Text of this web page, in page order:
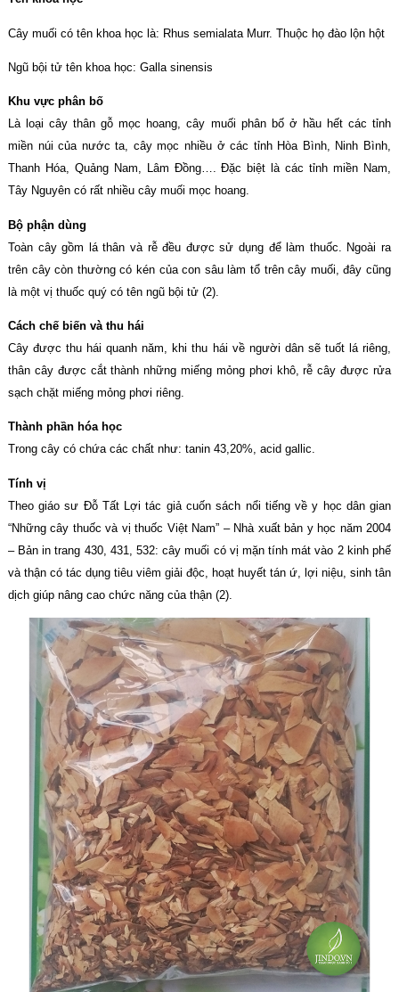
Cây muối có tên khoa học là: Rhus semialata Murr. Thuộc họ đào lộn hột
Ngũ bội tử tên khoa học: Galla sinensis
Khu vực phân bố
Là loại cây thân gỗ mọc hoang, cây muối phân bố ở hầu hết các tỉnh
miền núi của nước ta, cây mọc nhiều ở các tỉnh Hòa Bình, Ninh Bình,
Thanh Hóa, Quảng Nam, Lâm Đồng…. Đặc biệt là các tỉnh miền Nam,
Tây Nguyên có rất nhiều cây muối mọc hoang.
Bộ phận dùng
Toàn cây gồm lá thân và rễ đều được sử dụng để làm thuốc. Ngoài ra
trên cây còn thường có kén của con sâu làm tổ trên cây muối, đây cũng
là một vị thuốc quý có tên ngũ bội tử (2).
Cách chế biến và thu hái
Cây được thu hái quanh năm, khi thu hái về người dân sẽ tuốt lá riêng,
thân cây được cắt thành những miếng mỏng phơi khô, rễ cây được rửa
sạch chặt miếng mỏng phơi riêng.
Thành phần hóa học
Trong cây có chứa các chất như: tanin 43,20%, acid gallic.
Tính vị
Theo giáo sư Đỗ Tất Lợi tác giả cuốn sách nổi tiếng về y học dân gian
“Những cây thuốc và vị thuốc Việt Nam” – Nhà xuất bản y học năm 2004
– Bản in trang 430, 431, 532: cây muối có vị mặn tính mát vào 2 kinh phế
và thận có tác dụng tiêu viêm giải độc, hoạt huyết tán ứ, lợi niệu, sinh tân
dịch giúp nâng cao chức năng của thận (2).